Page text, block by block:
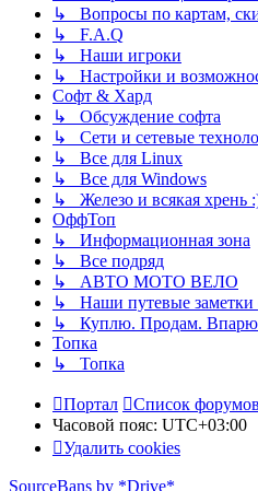
↳ Вопросы по картам,
↳ F.A.Q
↳ Наши игроки
↳ Настройки и
Софт & Хард
↳ Обсуждение софта
↳ Сети и сетевые
↳ Все для Linux
↳ Все для Windows
↳ Железо и всякая хрень
ОффТоп
↳ Информационная зона
↳ Все подряд
↳ АВТО МОТО ВЕЛО
↳ Наши путевые заметки
↳ Куплю. Продам.
Топка
↳ Топка
Портал
Список форумов
Часовой пояс: UTC+03:00
Удалить cookies
SourceBans by *Drive*